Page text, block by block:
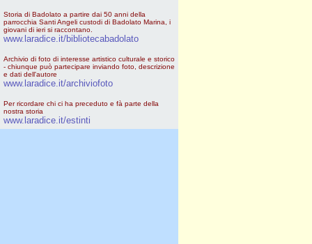
Storia di Badolato a partire dai 50 anni della
parrocchia Santi Angeli custodi di Badolato Marina, i
giovani di ieri si raccontano.
www.laradice.it/bibliotecabadolato
Archivio di foto di interesse artistico culturale e storico
- chiunque può partecipare inviando foto, descrizione
e dati dell'autore
www.laradice.it/archiviofoto
Per ricordare chi ci ha preceduto e fà parte della
nostra storia
www.laradice.it/estinti